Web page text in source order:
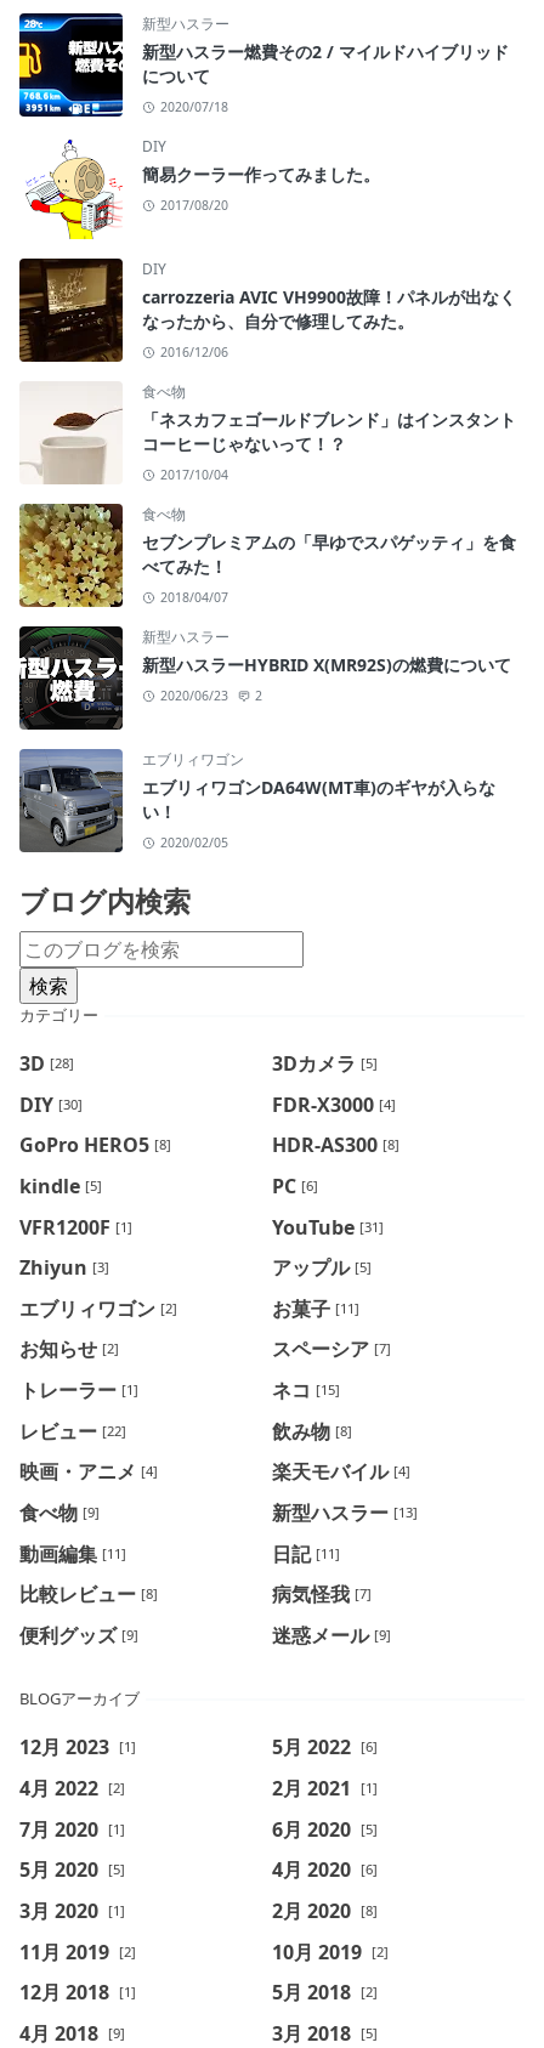
新型ハスラー
新型ハスラー燃費その2 / マイルドハイブリッド
について
2020/07/18
DIY
簡易クーラー作ってみました。
2017/08/20
DIY
carrozzeria AVIC VH9900故障！パネルが出なく
なったから、自分で修理してみた。
2016/12/06
食べ物
「ネスカフェゴールドブレンド」はインスタント
コーヒーじゃないって！？
2017/10/04
食べ物
セブンプレミアムの「早ゆでスパゲッティ」を食
べてみた！
2018/04/07
新型ハスラー
新型ハスラーHYBRID X(MR92S)の燃費について
2020/06/23 2
エブリィワゴン
エブリィワゴンDA64W(MT車)のギヤが入らな
い！
2020/02/05
ブログ内検索
カテゴリー
3D [28] 3Dカメラ [5]
DIY [30] FDR-X3000 [4]
GoPro HERO5 [8] HDR-AS300 [8]
kindle [5] PC [6]
VFR1200F [1] YouTube [31]
Zhiyun [3] アップル [5]
エブリィワゴン [2] お菓子 [11]
お知らせ [2] スペーシア [7]
トレーラー [1] ネコ [15]
レビュー [22] 飲み物 [8]
映画・アニメ [4] 楽天モバイル [4]
食べ物 [9] 新型ハスラー [13]
動画編集 [11] 日記 [11]
比較レビュー [8] 病気怪我 [7]
便利グッズ [9] 迷惑メール [9]
BLOGアーカイブ
12月 2023 [1] 5月 2022 [6]
4月 2022 [2] 2月 2021 [1]
7月 2020 [1] 6月 2020 [5]
5月 2020 [5] 4月 2020 [6]
3月 2020 [1] 2月 2020 [8]
11月 2019 [2] 10月 2019 [2]
12月 2018 [1] 5月 2018 [2]
4月 2018 [9] 3月 2018 [5]